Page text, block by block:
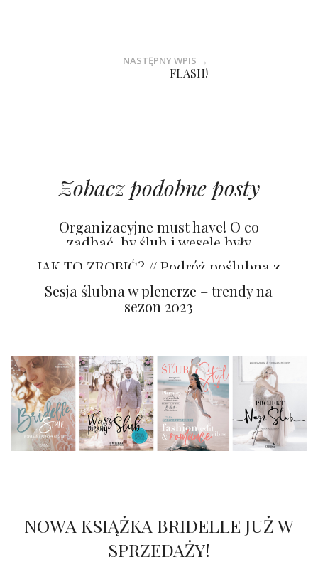
NASTĘPNY WPIS →
FLASH!
Zobacz podobne posty
Organizacyjne must have! O co
zadbać, by ślub i wesele były
niezapomnianym przeżyciem?
JAK TO ZROBIĆ? // Podróż poślubna z
sesją zdjęciową
Sesja ślubna w plenerze – trendy na
sezon 2023
NOWA KSIĄŻKA BRIDELLE JUŻ W
SPRZEDAŻY!